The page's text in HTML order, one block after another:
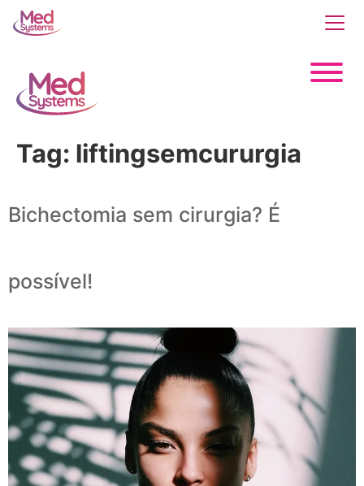
Tag: liftingsemcururgia
Bichectomia sem cirurgia? É
possível!